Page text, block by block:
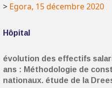
> Egora, 15 décembre 2020
Hôpital
évolution des effectifs
ans : Méthodologie de
nationaux. étude de la